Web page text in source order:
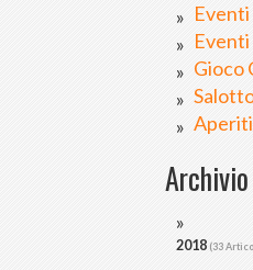
Eventi
Eventi
Gioco
2018 (33